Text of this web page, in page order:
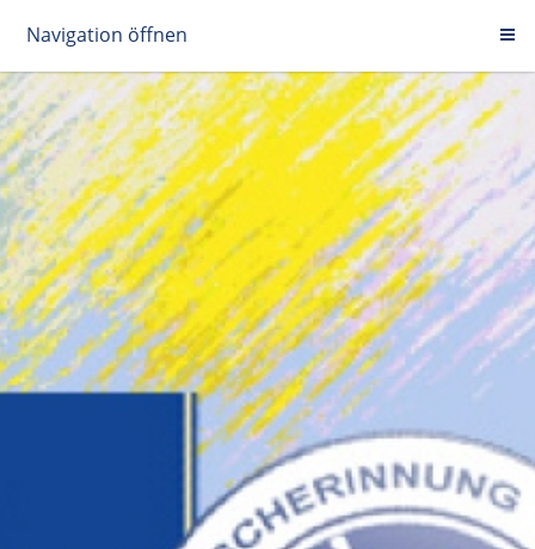
Navigation öffnen